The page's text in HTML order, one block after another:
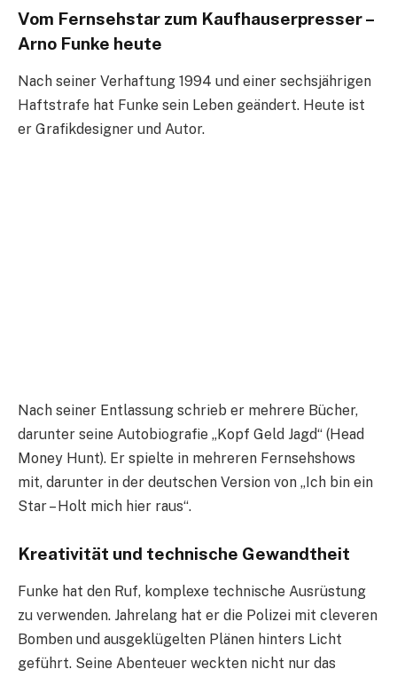
Vom Fernsehstar zum Kaufhauserpresser –
Arno Funke heute
Nach seiner Verhaftung 1994 und einer sechsjährigen
Haftstrafe hat Funke sein Leben geändert. Heute ist
er Grafikdesigner und Autor.
Nach seiner Entlassung schrieb er mehrere Bücher,
darunter seine Autobiografie „Kopf Geld Jagd“ (Head
Money Hunt). Er spielte in mehreren Fernsehshows
mit, darunter in der deutschen Version von „Ich bin ein
Star – Holt mich hier raus“.
Kreativität und technische Gewandtheit
Funke hat den Ruf, komplexe technische Ausrüstung
zu verwenden. Jahrelang hat er die Polizei mit cleveren
Bomben und ausgeklügelten Plänen hinters Licht
geführt. Seine Abenteuer weckten nicht nur das